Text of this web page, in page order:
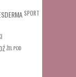
SPORT
ŻEL POD